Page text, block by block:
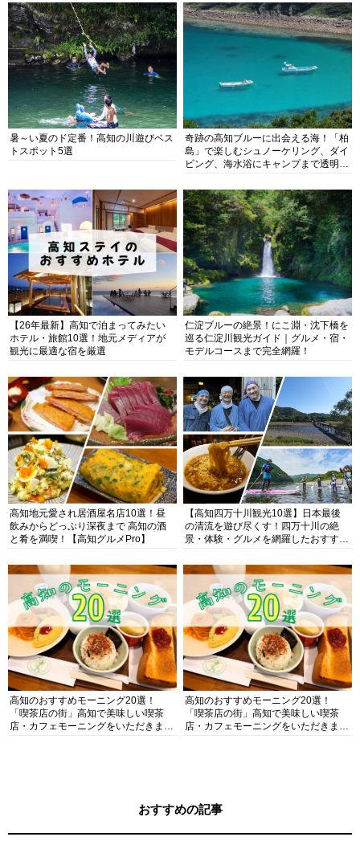
暑～い夏のド定番！高知の川遊びベス
トスポット5選
奇跡の高知ブルーに出会える海！「柏
島」で楽しむシュノーケリング、ダイ
ビング、海水浴にキャンプまで透明度
【26年最新】高知で泊まってみたい
ホテル・旅館10選！地元メディアが
観光に最適な宿を厳選
仁淀ブルーの絶景！にこ淵・沈下橋を
巡る仁淀川観光ガイド｜グルメ・宿・
モデルコースまで完全網羅！
高知地元愛され居酒屋名店10選！昼
飲みからどっぷり深夜まで 高知の酒
と肴を満喫！【高知グルメPro】
【高知四万十川観光10選】日本最後
の清流を遊び尽くす！四万十川の絶
景・体験・グルメを網羅したおすすめ
高知のおすすめモーニング20選！
「喫茶店の街」高知で美味しい喫茶
店・カフェモーニングをいただきま
高知のおすすめモーニング20選！
「喫茶店の街」高知で美味しい喫茶
店・カフェモーニングをいただきま
おすすめの記事